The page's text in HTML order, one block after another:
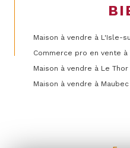
Maison à vendre à L'Isle-
Commerce pro en vente à
Maison à vendre à Le Thor
Maison à vendre à Maubec